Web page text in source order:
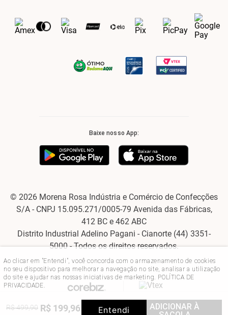
Ao clicar em "Entendi", você concorda com o armazenamento de cookies
no seu dispositivo para melhorar a navegação no site, analisar a utilização
do site e ajudar nas nossas iniciativas de marketing. POLÍTICA DE
PRIVACIDADE.
Entendi
R$499,90 R$ 199,96 60% OFF
ADICIONAR À
Baixe nosso App:
© 2026 Morena Rosa Indústria e Comércio de Confecções
S/A - CNPJ 15.095.271/0005-79 Avenida das Fábricas,
412 BC e 462 ABC
Distrito Industrial Adelino Pagani - Cianorte (44) 3351-
5000 - Todos os direitos reservados.